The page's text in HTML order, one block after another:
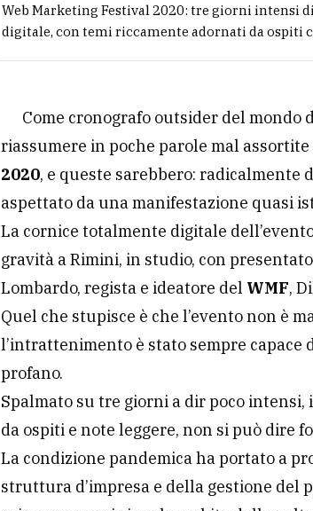
Web Marketing Festival 2020: tre giorni intensi
digitale, con temi riccamente adornati da ospiti
Come cronografo outsider del mondo
riassumere in poche parole mal assortite
2020, e queste sarebbero: radicalmente
aspettato da una manifestazione quasi
La cornice totalmente digitale
gravità a Rimini, in studio, con
Lombardo, regista e ideatore del WMF,
Quel che stupisce è che l’evento non è
l’intrattenimento è stato sempre
profano.
Spalmato su tre giorni a dir poco
da ospiti e note leggere, non si può dire
La condizione pandemica ha portato a
struttura d’impresa e della gestione del